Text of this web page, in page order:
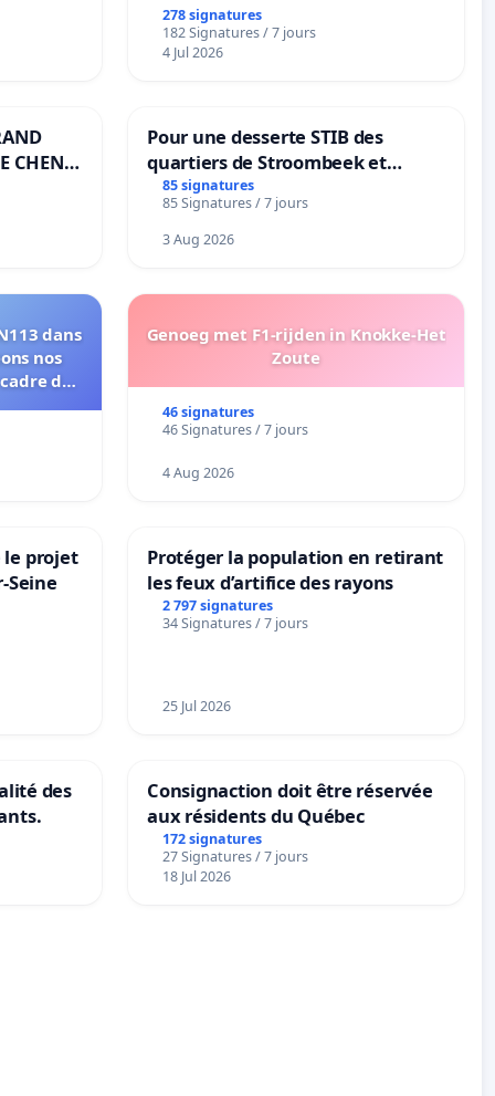
278 signatures
182 Signatures / 7 jours
4 Jul 2026
CHENE-
Pour une desserte STIB des
quartiers de Stroombeek et
Beauval - Voor een MIVB-
bediening van de wijken
Strombeek en Het Voor
85 signatures
85 Signatures / 7 jours
3 Aug 2026
dans
nos
de
Genoeg met F1-rijden in Knokke-Het
Zoute
46 signatures
46 Signatures / 7 jours
4 Aug 2026
le projet
Seine
Protéger la population en retirant
les feux d’artifice des rayons
2 797 signatures
34 Signatures / 7 jours
25 Jul 2026
des
Consignaction doit être réservée
aux résidents du Québec
172 signatures
27 Signatures / 7 jours
18 Jul 2026